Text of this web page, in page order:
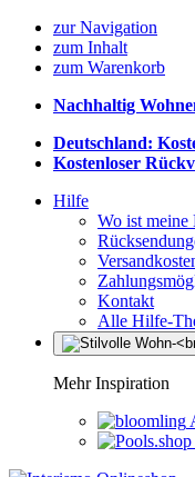
zur Navigation
zum Inhalt
zum Warenkorb
Nachhaltig
Deutschland:
Kostenloser
Hilfe
Wo ist meine
Kontakt
Alle Hilfe-
Mehr Inspiration